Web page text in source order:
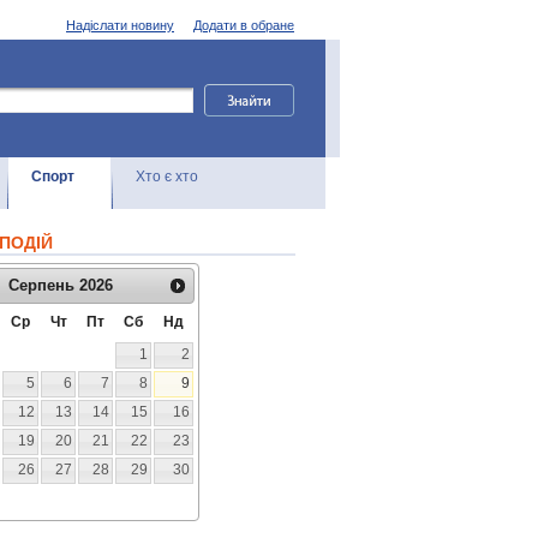
Додати в обране
Надіслати новину
Спорт Хто є хто
Серпень 2026
Ср Чт Пт Сб
Нд
1
2
5 6 7 8
9
12 13 14 15
16
19 20 21 22
23
26 27 28 29
30